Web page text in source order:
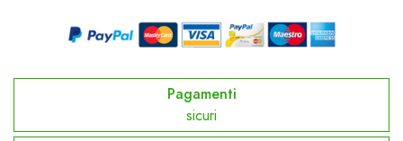
Pagamenti
sicuri